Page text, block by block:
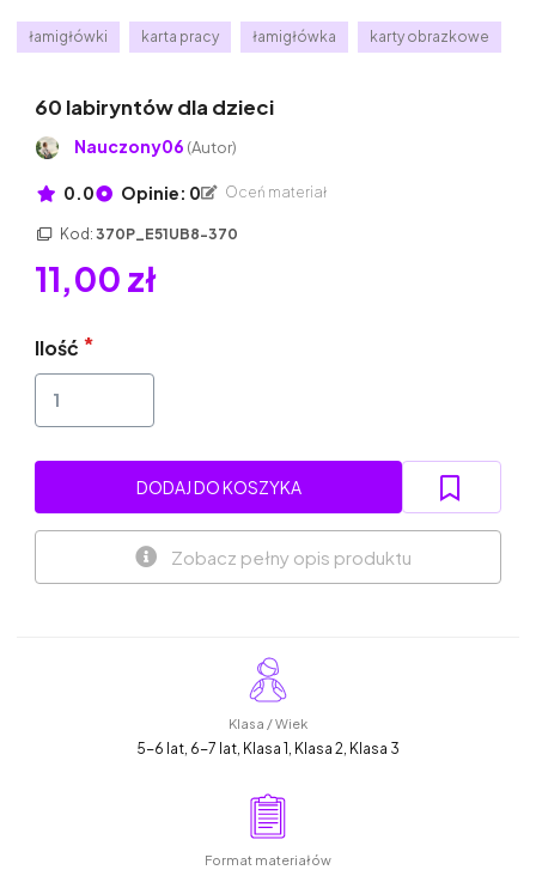
łamigłówki karta pracy łamigłówka karty obrazkowe
60 labiryntów dla dzieci
Nauczony06 (Autor)
0.0 Opinie: 0 Oceń materiał
Kod: 370P_E51UB8-370
11,00 zł
Ilość
DODAJ DO KOSZYKA
Zobacz pełny opis produktu
Klasa / Wiek
5-6 lat, 6-7 lat, Klasa 1, Klasa 2, Klasa 3
Format materiałów